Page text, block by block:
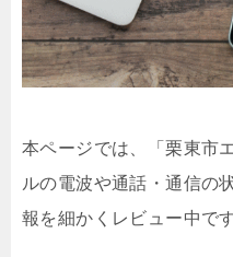
本ページでは、「栗東市
ルの電波や通話・通信の
報を細かくレビュー中です